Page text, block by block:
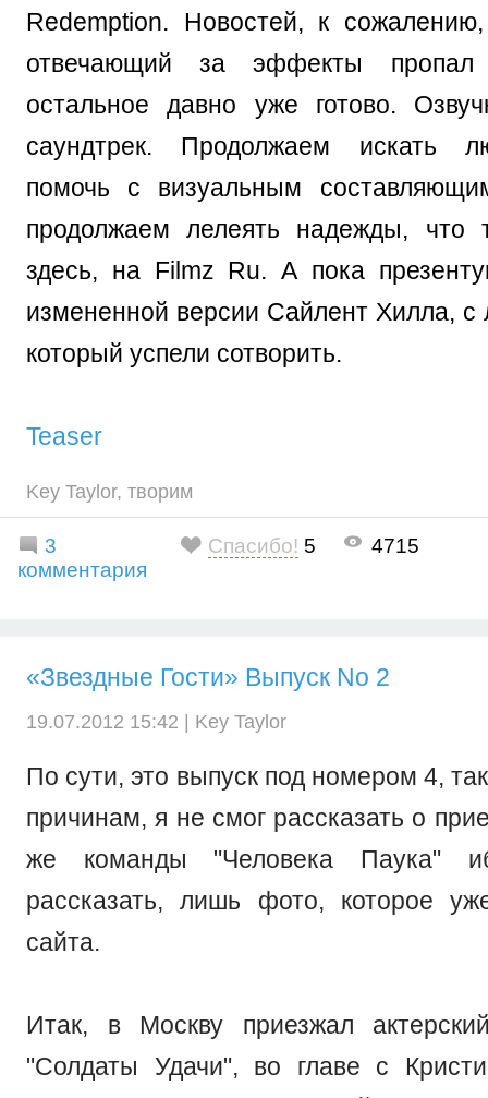
Redemption. Новостей, к
отвечающий за эффекты
остальное давно уже готово.
саундтрек. Продолжаем искать
помочь с визуальным
продолжаем лелеять надежды, что
здесь, на Filmz Ru. А пока
измененной версии Сайлент Хилла,
который успели сотворить.
Teaser
Key Taylor, творим
3
комментария
Спасибо! 5 4715
«Звездные Гости» Выпуск No 2
19.07.2012 15:42 | Key Taylor
По сути, это выпуск под номером 4,
причинам, я не смог рассказать о
же команды "Человека Паука"
рассказать, лишь фото, которое
сайта.
Итак, в Москву приезжал
"Солдаты Удачи", во главе с